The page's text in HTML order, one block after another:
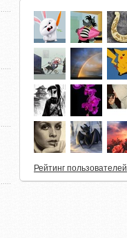
Рейтинг пользователей